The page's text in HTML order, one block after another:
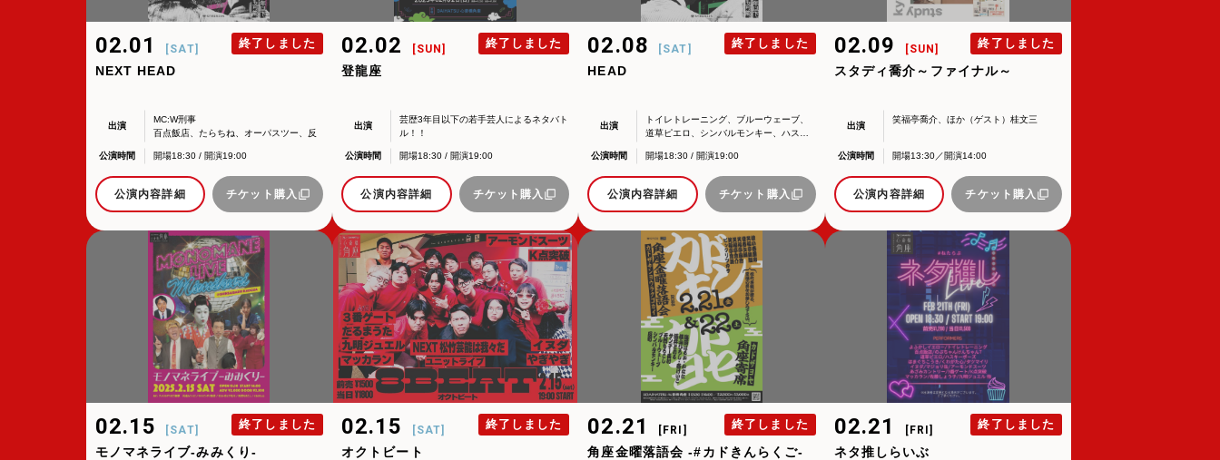
02.01 [SAT]
NEXT HEAD
終了しました
出演
MC:W刑事
百点飯店、たらちね、オーパスツー、反
ツマイリ、たかお、九明ジュエル
公演時間 開場18:30 / 開演19:00
公演内容詳細 チケット購入
02.02 [SUN]
登龍座
終了しました
出演
芸歴3年目以下の若手芸人によるネタバト
ル！！
イヌダ、たかお、脇本一隆、3番ゲート、
ーツ、マッカラン、九明ジュエル、K点突
破、中野うさぎ、やぎやぎ、廃墟、てぃ
っちょら、タリタリソース
公演時間 開場18:30 / 開演19:00
公演内容詳細 チケット購入
02.08 [SAT]
HEAD
終了しました
出演
トイレトレーニング、ブルーウェーブ、
道草ピエロ、シンバルモンキー、ハスキ
心、アーモンドスーツ
公演時間 開場18:30 / 開演19:00
公演内容詳細 チケット購入
02.09 [SUN]
スタディ喬介～ファイナル～
終了しました
出演
笑福亭喬介、ほか（ゲスト）桂文三
公演時間 開場13:30／開演14:00
公演内容詳細 チケット購入
02.15 [SAT]
モノマネライブ-みみくり-
終了しました 02.15 [SAT]
オクトビート
終了しました 02.21 [FRI]
角座金曜落語会 -#カドきんらくご-
終了しました 02.21 [FRI]
ネタ推しらいぶ
終了しました
DAIHATSU
心斎橋角座トップ
公演情報
アクセス
「角座」の名称は、「角の芝居」と呼ばれた江戸時代に遡ります。
「角座」はかつて、浪花座、中座、朝日座、弁天座と共に、
「五つ櫓」若しくは「道頓堀五座」と呼ばれ、
1960年～70年代には、上方演芸の殿堂として栄えました。
その後、「角座」の名称は、松竹(株)の直営映画館(大阪市中央区)や
弊社直営の劇場「B1角座」(大阪市中央区)に引き継がれていましたが、
所属オーディションに関するお問い合わせ
以下のアドレスからお問い合わせ願います。
大阪本社 タレント開発室：
o-school@shochikugeino.jp
東京支社 タレント開発室：
t-school@shochikugeino.jp
イベント出演依頼のお問い合わせ
以下のページからお問い合わせ願います。
イベント出演依頼メール送信フォーム
https://www.shochikugeino.co.jp/event/form/